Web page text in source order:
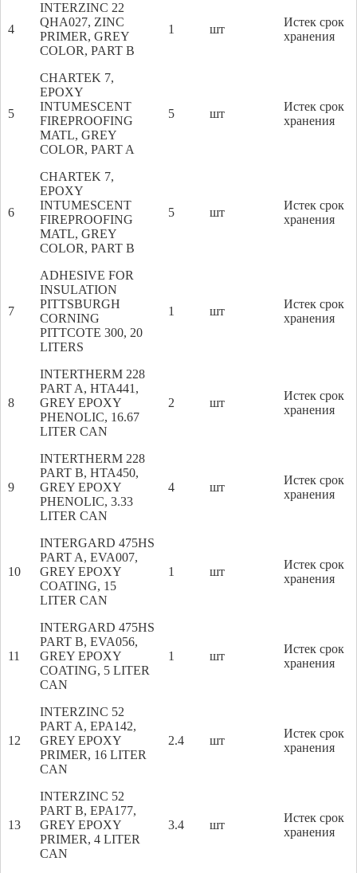
4
INTERZINC 22
QHA027, ZINC
PRIMER, GREY
COLOR, PART B
1 шт
Истек срок
хранения
5
CHARTEK 7,
EPOXY
INTUMESCENT
FIREPROOFING
MATL, GREY
COLOR, PART A
5 шт
Истек срок
хранения
6
CHARTEK 7,
EPOXY
INTUMESCENT
FIREPROOFING
MATL, GREY
COLOR, PART B
5 шт
Истек срок
хранения
7
ADHESIVE FOR
INSULATION
PITTSBURGH
CORNING
PITTCOTE 300, 20
LITERS
1 шт
Истек срок
хранения
8
INTERTHERM 228
PART A, HTA441,
GREY EPOXY
PHENOLIC, 16.67
LITER CAN
2 шт
Истек срок
хранения
9
INTERTHERM 228
PART B, HTA450,
GREY EPOXY
PHENOLIC, 3.33
LITER CAN
4 шт
Истек срок
хранения
10
INTERGARD 475HS
PART A, EVA007,
GREY EPOXY
COATING, 15
LITER CAN
1 шт
Истек срок
хранения
11
INTERGARD 475HS
PART B, EVA056,
GREY EPOXY
COATING, 5 LITER
CAN
1 шт
Истек срок
хранения
12
INTERZINC 52
PART A, EPA142,
GREY EPOXY
PRIMER, 16 LITER
CAN
2.4 шт
Истек срок
хранения
13
INTERZINC 52
PART B, EPA177,
GREY EPOXY
PRIMER, 4 LITER
CAN
3.4 шт
Истек срок
хранения